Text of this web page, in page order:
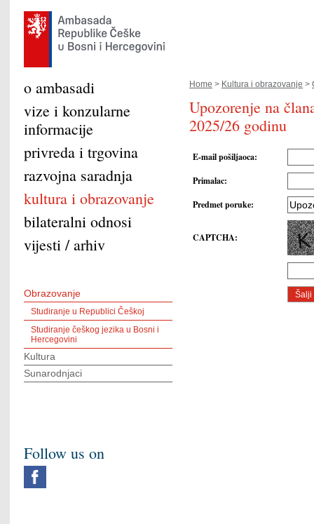
Home > Kultura i obrazovanje >
Upozorenje na
2025/26 godinu
E-mail pošiljaoca:
Primalac:
Predmet poruke:
CAPTCHA:
o ambasadi
vize i konzularne
informacije
privreda i trgovina
razvojna saradnja
kultura i obrazovanje
bilateralni odnosi
vijesti / arhiv
Obrazovanje
Studiranje u Republici Češkoj
Studiranje češkog jezika u Bosni i
Hercegovini
Kultura
Sunarodnjaci
Follow us on